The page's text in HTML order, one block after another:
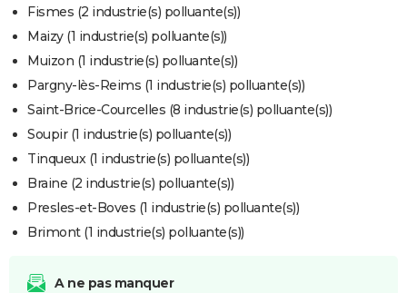
COPAINS D'AVANT
S'inscrire
Se connecter
Lycées
Collèges
Primaires
Universités
Entreprises
Service militaire
Avis de recherche
AVIS DE DÉCÈS
FORUM
Bricolage
Lifestyle
Culture
Sport
Auto
Television
Voyage
Cinema
Fismes (2 industrie(s) polluante(s))
Maizy (1 industrie(s) polluante(s))
Muizon (1 industrie(s) polluante(s))
Pargny-lès-Reims (1 industrie(s) polluante(s))
Saint-Brice-Courcelles (8 industrie(s) polluante(s))
Soupir (1 industrie(s) polluante(s))
Tinqueux (1 industrie(s) polluante(s))
Braine (2 industrie(s) polluante(s))
Presles-et-Boves (1 industrie(s) polluante(s))
Brimont (1 industrie(s) polluante(s))
A ne pas manquer